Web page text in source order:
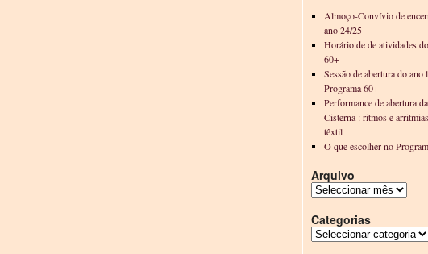
Almoço-Convívio de
ano 24/25
Horário de de atividades
60+
Sessão de abertura do ano
Programa 60+
Performance de abertura
Cisterna : ritmos e
têxtil
O que escolher no
Arquivo
Categorias